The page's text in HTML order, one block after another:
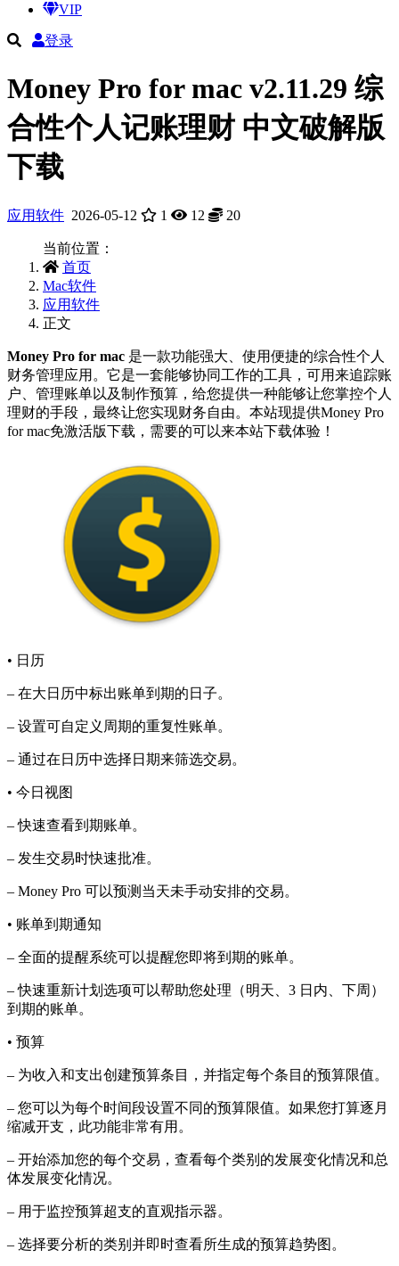
VIP
登录
Money Pro for mac v2.11.29 综
合性个人记账理财 中文破解版
下载
应用软件 2026-05-12 1 12 20
当前位置：
首页
Mac软件
应用软件
正文
Money Pro for mac 是一款功能强大、使用便捷的综合性个人
财务管理应用。它是一套能够协同工作的工具，可用来追踪账
户、管理账单以及制作预算，给您提供一种能够让您掌控个人
理财的手段，最终让您实现财务自由。本站现提供Money Pro
for mac免激活版下载，需要的可以来本站下载体验！
• 日历
– 在大日历中标出账单到期的日子。
– 设置可自定义周期的重复性账单。
– 通过在日历中选择日期来筛选交易。
• 今日视图
– 快速查看到期账单。
– 发生交易时快速批准。
– Money Pro 可以预测当天未手动安排的交易。
• 账单到期通知
– 全面的提醒系统可以提醒您即将到期的账单。
– 快速重新计划选项可以帮助您处理（明天、3 日内、下周）
到期的账单。
• 预算
– 为收入和支出创建预算条目，并指定每个条目的预算限值。
– 您可以为每个时间段设置不同的预算限值。如果您打算逐月
缩减开支，此功能非常有用。
– 开始添加您的每个交易，查看每个类别的发展变化情况和总
体发展变化情况。
– 用于监控预算超支的直观指示器。
– 选择要分析的类别并即时查看所生成的预算趋势图。